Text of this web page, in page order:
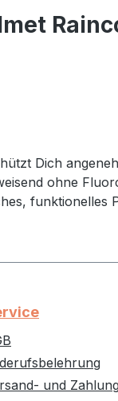
Dich
ohne
funktionelles
und